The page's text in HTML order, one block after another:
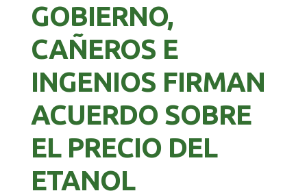
GOBIERNO,
CAÑEROS E
INGENIOS FIRMAN
ACUERDO SOBRE
EL PRECIO DEL
ETANOL